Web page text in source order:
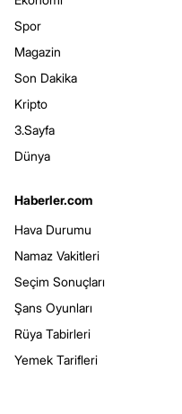
Spor
Magazin
Son Dakika
Kripto
3.Sayfa
Dünya
Haberler.com
Hava Durumu
Namaz Vakitleri
Seçim Sonuçları
Şans Oyunları
Rüya Tabirleri
Yemek Tarifleri